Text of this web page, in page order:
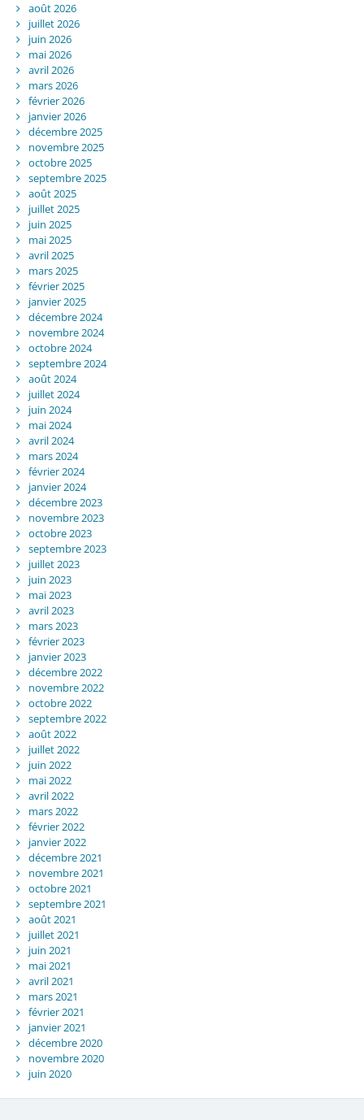
août 2026
juillet 2026
juin 2026
mai 2026
avril 2026
mars 2026
février 2026
janvier 2026
décembre 2025
novembre 2025
octobre 2025
septembre 2025
août 2025
juillet 2025
juin 2025
mai 2025
avril 2025
mars 2025
février 2025
janvier 2025
décembre 2024
novembre 2024
octobre 2024
septembre 2024
août 2024
juillet 2024
juin 2024
mai 2024
avril 2024
mars 2024
février 2024
janvier 2024
décembre 2023
novembre 2023
octobre 2023
septembre 2023
juillet 2023
juin 2023
mai 2023
avril 2023
mars 2023
février 2023
janvier 2023
décembre 2022
novembre 2022
octobre 2022
septembre 2022
août 2022
juillet 2022
juin 2022
mai 2022
avril 2022
mars 2022
février 2022
janvier 2022
décembre 2021
novembre 2021
octobre 2021
septembre 2021
août 2021
juillet 2021
juin 2021
mai 2021
avril 2021
mars 2021
février 2021
janvier 2021
décembre 2020
novembre 2020
juin 2020